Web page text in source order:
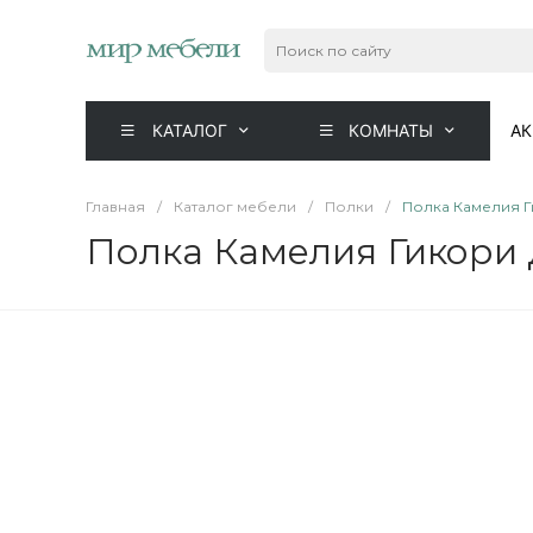
КАТАЛОГ КОМНАТЫ
Главная / Каталог мебели / Полки / Полка Камелия
Полка Камелия Гикори